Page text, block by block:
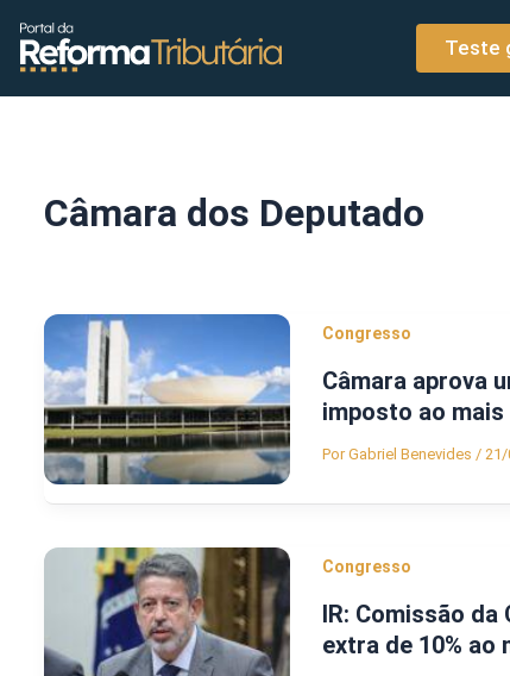
conteúdo
Teste
Câmara dos Deputado
Congresso
Câmara aprova
imposto ao
PorGabriel Benevides / 21/
Congresso
IR: Comissão da
extra de 10%